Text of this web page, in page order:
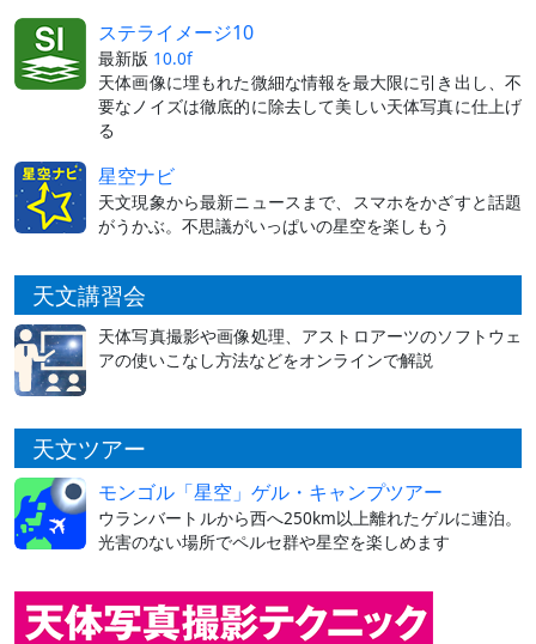
ステライメージ10
最新版 10.0f
天体画像に埋もれた微細な情報を最大限に引き出し、不
要なノイズは徹底的に除去して美しい天体写真に仕上げ
る
星空ナビ
天文現象から最新ニュースまで、スマホをかざすと話題
がうかぶ。不思議がいっぱいの星空を楽しもう
天文講習会
天体写真撮影や画像処理、アストロアーツのソフトウェ
アの使いこなし方法などをオンラインで解説
天文ツアー
モンゴル「星空」ゲル・キャンプツアー
ウランバートルから西へ250km以上離れたゲルに連泊。
光害のない場所でペルセ群や星空を楽しめます